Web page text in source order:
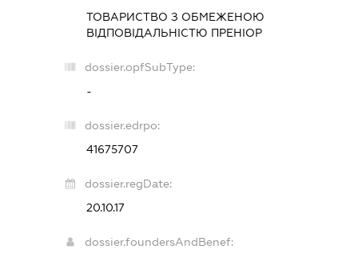
ТОВАРИСТВО З ОБМЕЖЕНОЮ
ВІДПОВІДАЛЬНІСТЮ ПРЕНІОР
dossier.opfSubType:
-
dossier.edrpo:
41675707
dossier.regDate:
20.10.17
dossier.foundersAndBenef: